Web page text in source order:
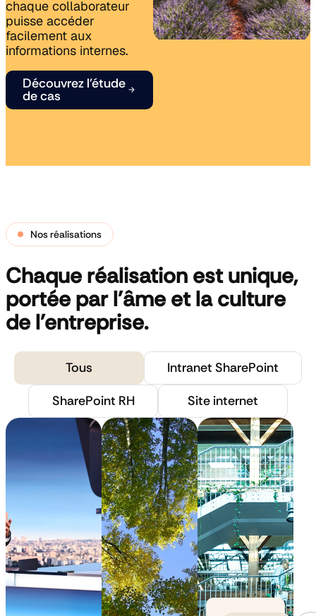
Accompagnement
& Formation
Intranet
sur-mesure
Voir nos
références
Voir nos
références
chaque collaborateur
puisse accéder
facilement aux
informations internes.
Découvrez l’étude
de cas
Nos réalisations
Chaque réalisation est unique,
portée par l'âme et la culture
de l'entreprise.
Tous
Intranet SharePoint
SharePoint RH
Site internet